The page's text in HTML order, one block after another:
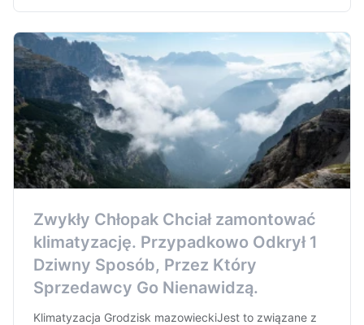
Zwykły Chłopak Chciał zamontować
klimatyzację. Przypadkowo Odkrył 1
Dziwny Sposób, Przez Który
Sprzedawcy Go Nienawidzą.
Klimatyzacja Grodzisk mazowieckiJest to związane z